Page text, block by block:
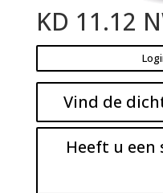
KD 11.12
Vind de
Heeft u een